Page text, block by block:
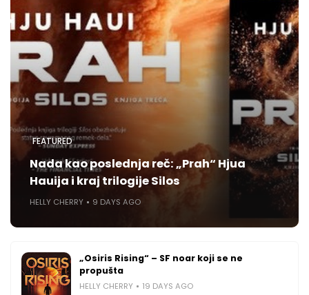
FEATURED
Nada kao poslednja reč: „Prah“ Hjua
Hauija i kraj trilogije Silos
HELLY CHERRY 9 DAYS AGO
„Osiris Rising“ – SF noar koji se ne
propušta
HELLY CHERRY 19 DAYS AGO